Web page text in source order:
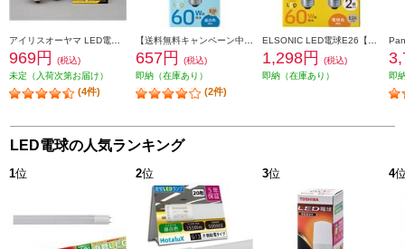
969円
(税込)
未定（入荷次第お届け）
(4件)
657円
(税込)
即納（在庫あり）
(2件)
1,298円
(税込)
即納（在庫あり）
即
LED電球の人気ランキング
1位 2位 3位 4